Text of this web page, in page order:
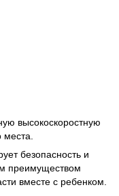
высокоскоростную
безопасность и
преимуществом
вместе с ребенком.